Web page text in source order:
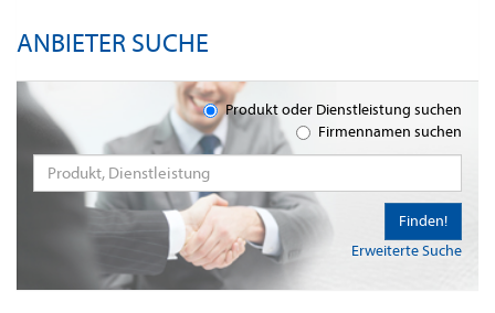
ANBIETER SUCHE
Produkt oder Dienstleistung suchen
Firmennamen suchen
Erweiterte Suche
Finden!